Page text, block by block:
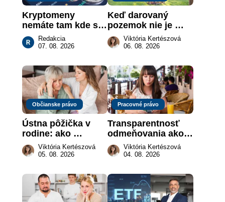
Kryptomeny
nemáte tam kde si
myslíte: Viete, kde
sa naozaj
Redakcia
07. 08. 2026
Keď darovaný
pozemok nie je
„hotová vec“: kedy
môže darca žiadať
Viktória Kertészová
06. 08. 2026
Občianske právo
Ústna pôžička v
rodine: ako
vymôcť peniaze,
keď na papieri nie
Viktória Kertészová
05. 08. 2026
Pracovné právo
Transparentnosť
odmeňovania ako
právna povinnosť:
revolúcia na
práce
Viktória Kertészová
04. 08. 2026